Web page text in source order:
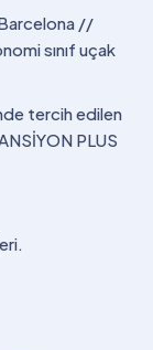
Barcelona //
sınıf uçak
tercih edilen
PLUS